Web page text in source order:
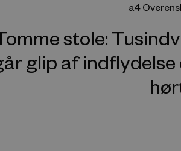
a4
stole:
glip af